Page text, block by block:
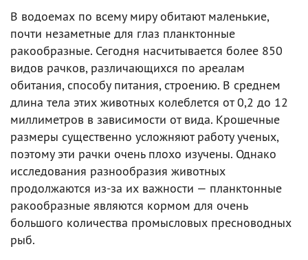
В водоемах по всему миру обитают маленькие,
почти незаметные для глаз планктонные
ракообразные. Сегодня насчитывается более 850
видов рачков, различающихся по ареалам
обитания, способу питания, строению. В среднем
длина тела этих животных колеблется от 0,2 до 12
миллиметров в зависимости от вида. Крошечные
размеры существенно усложняют работу ученых,
поэтому эти рачки очень плохо изучены. Однако
исследования разнообразия животных
продолжаются из-за их важности — планктонные
ракообразные являются кормом для очень
большого количества промысловых пресноводных
рыб.